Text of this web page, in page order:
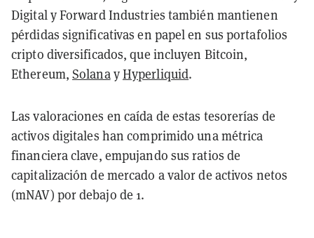
Digital y Forward Industries también mantienen
pérdidas significativas en papel en sus portafolios
cripto diversificados, que incluyen Bitcoin,
Ethereum, SolanayHyperliquid.
Las valoraciones en caída de estas tesorerías de
activos digitales han comprimido una métrica
financiera clave, empujando sus ratios de
capitalización de mercado a valor de activos netos
(mNAV) por debajo de 1.